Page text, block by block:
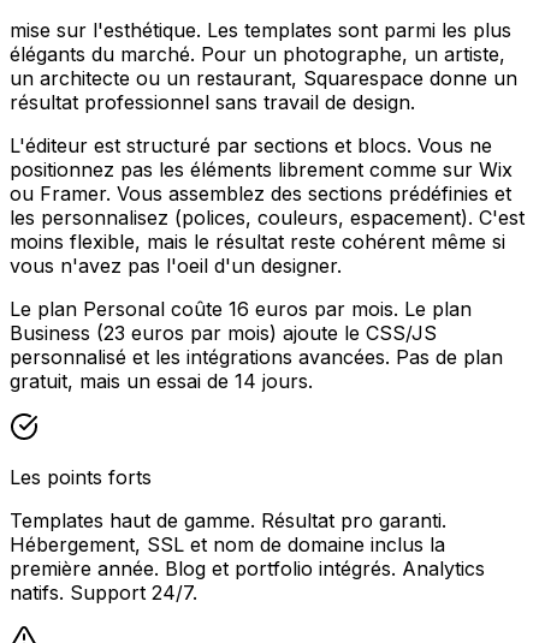
mise sur l'esthétique. Les templates sont parmi les plus
élégants du marché. Pour un photographe, un artiste,
un architecte ou un restaurant, Squarespace donne un
résultat professionnel sans travail de design.
L'éditeur est structuré par sections et blocs. Vous ne
positionnez pas les éléments librement comme sur Wix
ou Framer. Vous assemblez des sections prédéfinies et
les personnalisez (polices, couleurs, espacement). C'est
moins flexible, mais le résultat reste cohérent même si
vous n'avez pas l'oeil d'un designer.
Le plan Personal coûte 16 euros par mois. Le plan
Business (23 euros par mois) ajoute le CSS/JS
personnalisé et les intégrations avancées. Pas de plan
gratuit, mais un essai de 14 jours.
Les points forts
Templates haut de gamme. Résultat pro garanti.
Hébergement, SSL et nom de domaine inclus la
première année. Blog et portfolio intégrés. Analytics
natifs. Support 24/7.